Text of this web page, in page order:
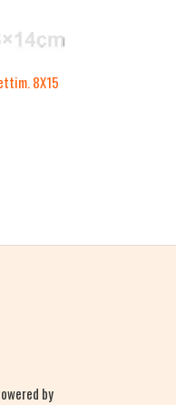
8X15
by